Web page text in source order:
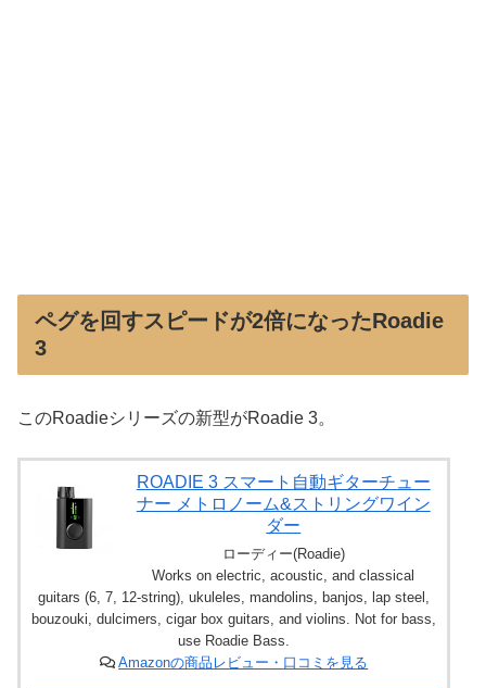
ペグを回すスピードが2倍になったRoadie
3
このRoadieシリーズの新型がRoadie 3。
ROADIE 3 スマート自動ギターチュー
ナー メトロノーム&ストリングワイン
ダー
ローディー(Roadie)
Works on electric, acoustic, and classical
guitars (6, 7, 12-string), ukuleles, mandolins, banjos, lap steel,
bouzouki, dulcimers, cigar box guitars, and violins. Not for bass,
use Roadie Bass.
Amazonの商品レビュー・口コミを見る